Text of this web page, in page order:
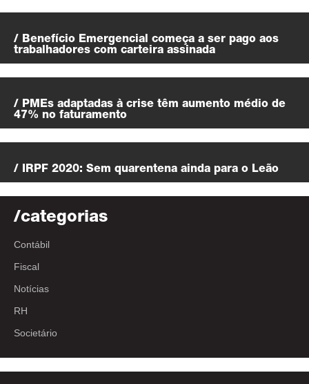
/categorias
Contábil
Fiscal
Notícias
RH
Societário
/ Benefício Emergencial começa a ser pago aos
trabalhadores com carteira assinada
/ PMEs adaptadas à crise têm aumento médio de
47% no faturamento
/ IRPF 2020: Sem quarentena ainda para o Leão